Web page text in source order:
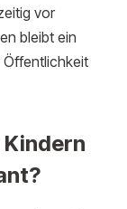
vor
bleibt ein
Öffentlichkeit
Kindern